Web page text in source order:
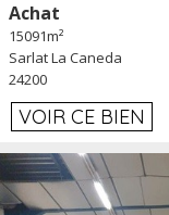
Achat
15091m²
Sarlat La Caneda
24200
VOIR CE BIEN